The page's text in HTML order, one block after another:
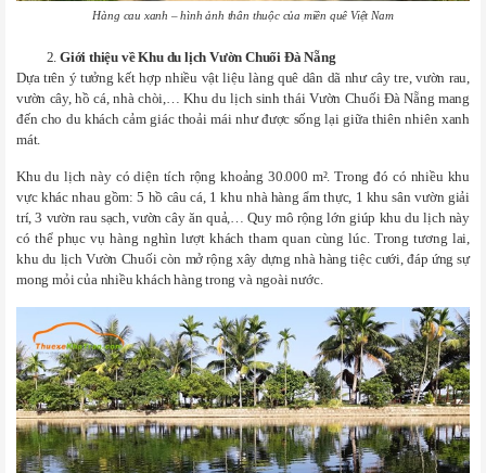
Hàng cau xanh – hình ảnh thân thuộc của miền quê Việt Nam
Giới thiệu về Khu du lịch Vườn Chuối Đà Nẵng
Dựa trên ý tưởng kết hợp nhiều vật liệu làng quê dân dã như cây tre, vườn rau,
vườn cây, hồ cá, nhà chòi,… Khu du lịch sinh thái Vườn Chuối Đà Nẵng mang
đến cho du khách cảm giác thoải mái như được sống lại giữa thiên nhiên xanh
mát.
Khu du lịch này có diện tích rộng khoảng 30.000 m². Trong đó có nhiều khu
vực khác nhau gồm: 5 hồ câu cá, 1 khu nhà hàng ẩm thực, 1 khu sân vườn giải
trí, 3 vườn rau sạch, vườn cây ăn quả,… Quy mô rộng lớn giúp khu du lịch này
có thể phục vụ hàng nghìn lượt khách tham quan cùng lúc. Trong tương lai,
khu du lịch Vườn Chuối còn mở rộng xây dựng nhà hàng tiệc cưới, đáp ứng sự
mong mỏi của nhiều khách hàng trong và ngoài nước.